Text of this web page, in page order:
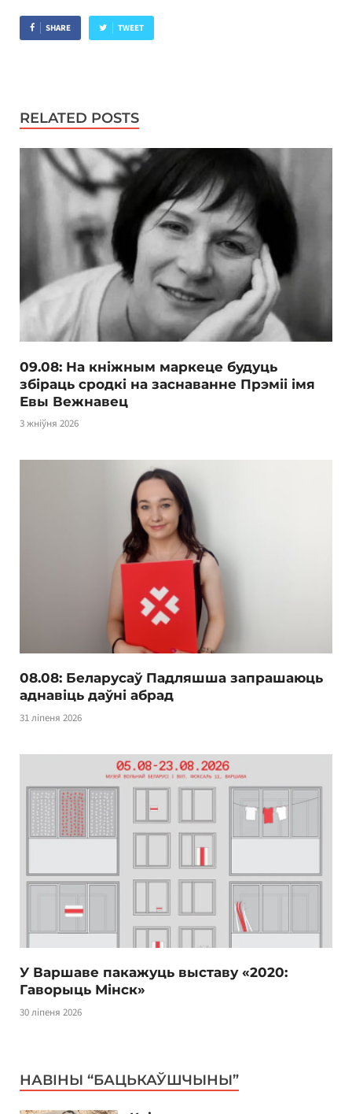
SHARE TWEET
RELATED POSTS
09.08: На кніжным маркеце будуць
збіраць сродкі на заснаванне Прэміі імя
Евы Вежнавец
3 жніўня 2026
08.08: Беларусаў Падляшша запрашаюць
аднавіць даўні абрад
31 ліпеня 2026
У Варшаве пакажуць выставу «2020:
Гаворыць Мінск»
30 ліпеня 2026
НАВІНЫ “БАЦЬКАЎШЧЫНЫ”